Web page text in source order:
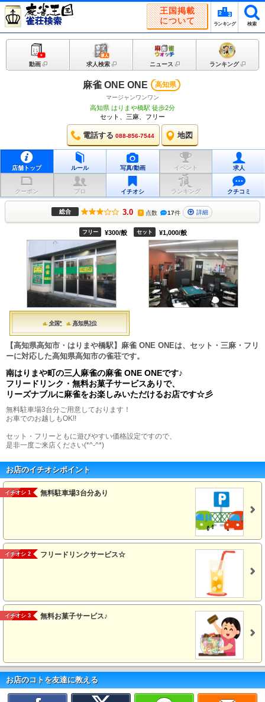
王国掲載
について
ランキング 検索
動画 求人検索 ニュース ランキング
麻雀 ONE ONE 高知県
マージャンワンワン
高知県 はりまや橋駅 徒歩2分
セット、三麻、フリー
電話する 088-856-7544 地図
店舗トップ ルール 写真/動画 イベント 求人
クーポン プロ イチオシ ランキング クチコミ
総合 3.0 ? 点数 17件 詳細
フリー ¥300/般 セット ¥1,000/般
全国* 高知県3位
【高知県高知市・はりまや橋駅】麻雀 ONE ONEは、セット・三麻・フリ
ーに対応した高知県高知市の雀荘です。
南はりまや町の三人麻雀の麻雀 ONE ONEです♪
フリードリンク・無料お菓子サービスありで、
リーズナブルに麻雀をお楽しみいただけるお店です☆彡
無料駐車場3台分ご用意しております！
お車でのお越しもOK!!
セット・フリーともに遊びやすい価格設定ですので、
是非一度ご来店ください(*^-^*)
お店のイチオシポイント
イチオシ 1 無料駐車場3台分あり
イチオシ 2 フリードリンクサービス☆
イチオシ 3 無料お菓子サービス♪
お店のコトを友達に教える